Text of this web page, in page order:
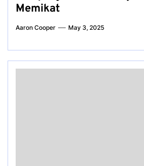
Memikat
Aaron Cooper May 3, 2025